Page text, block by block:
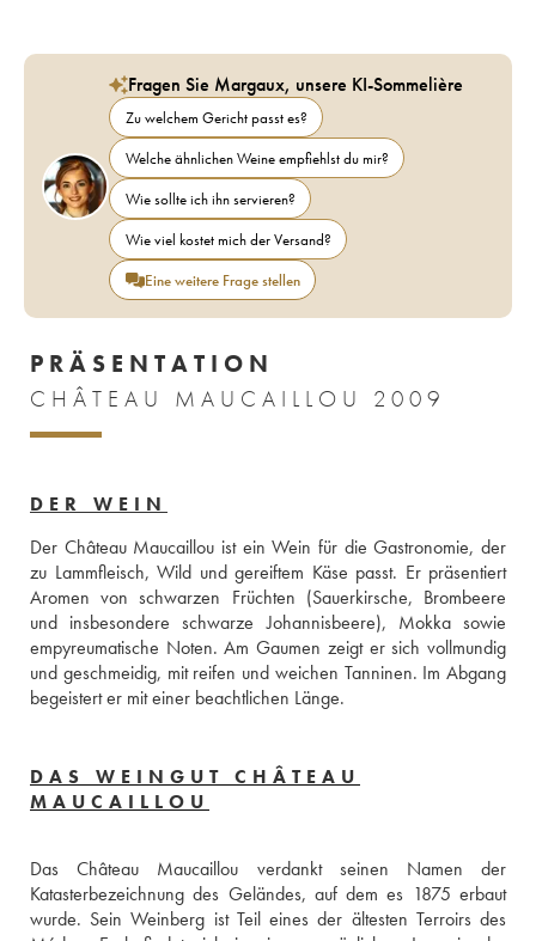
Fragen Sie Margaux, unsere KI-Sommelière
Zu welchem Gericht passt es?
Welche ähnlichen Weine empfiehlst du mir?
Wie sollte ich ihn servieren?
Wie viel kostet mich der Versand?
Eine weitere Frage stellen
PRÄSENTATION
CHÂTEAU MAUCAILLOU 2009
DER WEIN
Der Château Maucaillou ist ein Wein für die Gastronomie, der
zu Lammfleisch, Wild und gereiftem Käse passt. Er präsentiert
Aromen von schwarzen Früchten (Sauerkirsche, Brombeere
und insbesondere schwarze Johannisbeere), Mokka sowie
empyreumatische Noten. Am Gaumen zeigt er sich vollmundig
und geschmeidig, mit reifen und weichen Tanninen. Im Abgang
begeistert er mit einer beachtlichen Länge.
DAS WEINGUT CHÂTEAU
MAUCAILLOU
Das Château Maucaillou verdankt seinen Namen der
Katasterbezeichnung des Geländes, auf dem es 1875 erbaut
wurde. Sein Weinberg ist Teil eines der ältesten Terroirs des